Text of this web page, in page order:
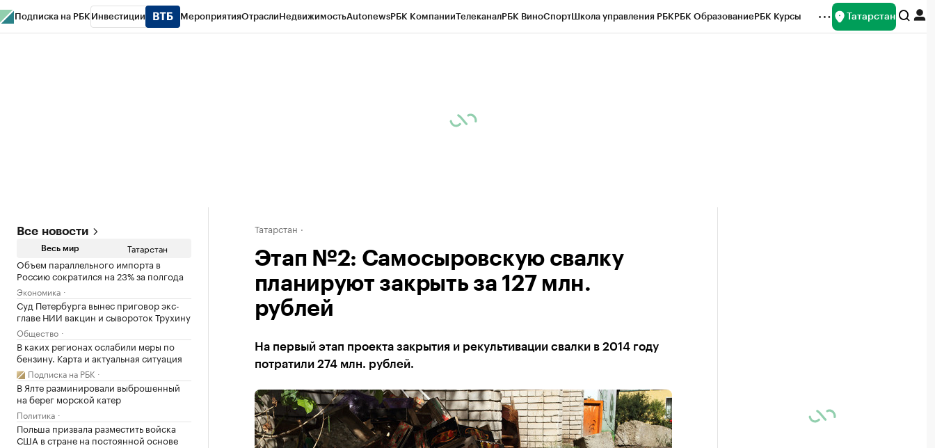
Подписка на РБК Инвестиции МероприятияОтраслиНедвижимостьAutonewsРБК КомпанииТелеканалРБК ВиноСпортШкола управления РБКРБК ОбразованиеРБК Курсы Татарстан
Все новости
Весь мир Татарстан
Объем параллельного импорта в
Россию сократился на 23% за полгода
Экономика
Суд Петербурга вынес приговор экс-
главе НИИ вакцин и сывороток Трухину
Общество
В каких регионах ослабили меры по
бензину. Карта и актуальная ситуация
Подписка на РБК
В Ялте разминировали выброшенный
на берег морской катер
Политика
Польша призвала разместить войска
США в стране на постоянной основе
Татарстан
Этап №2: Самосыровскую свалку
планируют закрыть за 127 млн.
рублей
На первый этап проекта закрытия и рекультивации свалки в 2014 году
потратили 274 млн. рублей.